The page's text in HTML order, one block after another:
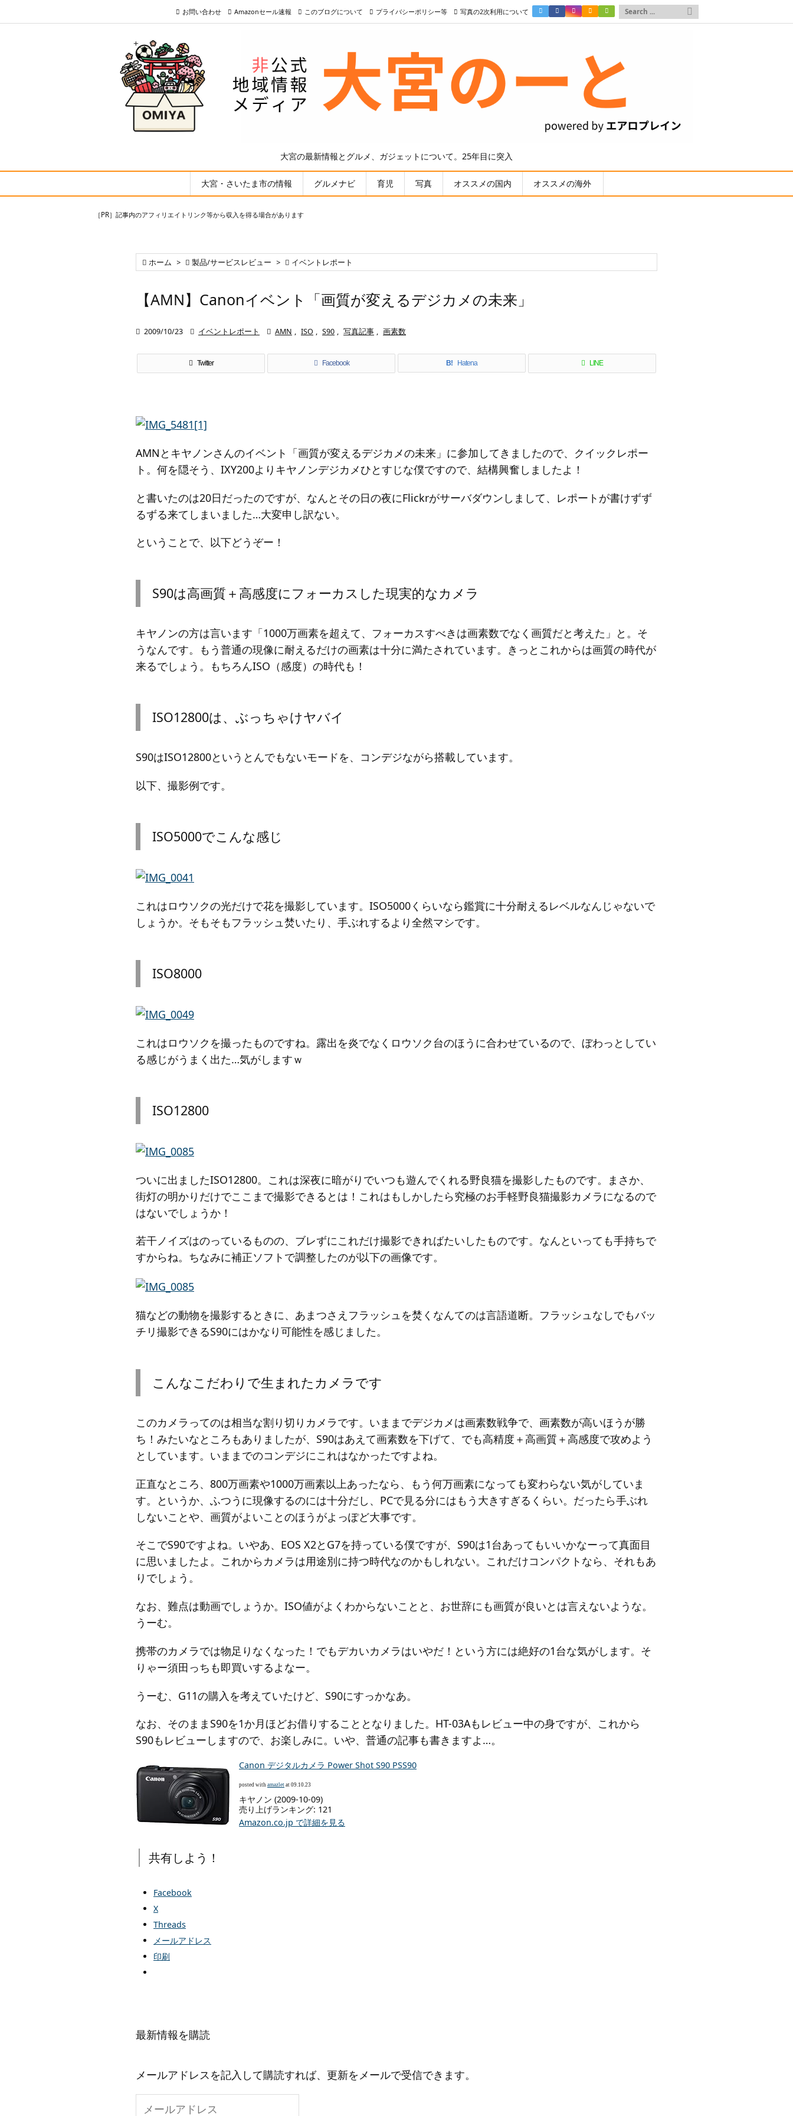
大宮の最新情報とグルメ、ガジェットについて。25年目に突入
大宮・さいたま市の情報 グルメナビ 育児 写真 オススメの国内 オススメの海外
お問い合わせ Amazonセール速報 このブログについて プライバシーポリシー等 写真の2次利用について 
［PR］記事内のアフィリエイトリンク等から収入を得る場合があります
 ホーム >  製品/サービスレビュー >  イベントレポート
【AMN】Canonイベント「画質が変えるデジカメの未来」
 2009/10/23  イベントレポート  AMN , ISO , S90 , 写真記事 , 画素数
Twitter Facebook B! Hatena LINE
AMNとキヤノンさんのイベント「画質が変えるデジカメの未来」に参加してきましたので、クイックレポー
ト。何を隠そう、IXY200よりキヤノンデジカメひとすじな僕ですので、結構興奮しましたよ！
と書いたのは20日だったのですが、なんとその日の夜にFlickrがサーバダウンしまして、レポートが書けずず
るずる来てしまいました…大変申し訳ない。
ということで、以下どうぞー！
S90は高画質＋高感度にフォーカスした現実的なカメラ
キヤノンの方は言います「1000万画素を超えて、フォーカスすべきは画素数でなく画質だと考えた」と。そ
うなんです。もう普通の現像に耐えるだけの画素は十分に満たされています。きっとこれからは画質の時代が
来るでしょう。もちろんISO（感度）の時代も！
ISO12800は、ぶっちゃけヤバイ
S90はISO12800というとんでもないモードを、コンデジながら搭載しています。
以下、撮影例です。
ISO5000でこんな感じ
これはロウソクの光だけで花を撮影しています。ISO5000くらいなら鑑賞に十分耐えるレベルなんじゃないで
しょうか。そもそもフラッシュ焚いたり、手ぶれするより全然マシです。
ISO8000
これはロウソクを撮ったものですね。露出を炎でなくロウソク台のほうに合わせているので、ぼわっとしてい
る感じがうまく出た…気がしますｗ
ISO12800
ついに出ましたISO12800。これは深夜に暗がりでいつも遊んでくれる野良猫を撮影したものです。まさか、
街灯の明かりだけでここまで撮影できるとは！これはもしかしたら究極のお手軽野良猫撮影カメラになるので
はないでしょうか！
若干ノイズはのっているものの、ブレずにこれだけ撮影できればたいしたものです。なんといっても手持ちで
すからね。ちなみに補正ソフトで調整したのが以下の画像です。
猫などの動物を撮影するときに、あまつさえフラッシュを焚くなんてのは言語道断。フラッシュなしでもバッ
チリ撮影できるS90にはかなり可能性を感じました。
こんなこだわりで生まれたカメラです
このカメラってのは相当な割り切りカメラです。いままでデジカメは画素数戦争で、画素数が高いほうが勝
ち！みたいなところもありましたが、S90はあえて画素数を下げて、でも高精度＋高画質＋高感度で攻めよう
としています。いままでのコンデジにこれはなかったですよね。
正直なところ、800万画素や1000万画素以上あったなら、もう何万画素になっても変わらない気がしていま
す。というか、ふつうに現像するのには十分だし、PCで見る分にはもう大きすぎるくらい。だったら手ぶれ
しないことや、画質がよいことのほうがよっぽど大事です。
そこでS90ですよね。いやあ、EOS X2とG7を持っている僕ですが、S90は1台あってもいいかなーって真面目
に思いましたよ。これからカメラは用途別に持つ時代なのかもしれない。これだけコンパクトなら、それもあ
りでしょう。
なお、難点は動画でしょうか。ISO値がよくわからないことと、お世辞にも画質が良いとは言えないような。
うーむ。
携帯のカメラでは物足りなくなった！でもデカいカメラはいやだ！という方には絶好の1台な気がします。そ
りゃー須田っちも即買いするよなー。
うーむ、G11の購入を考えていたけど、S90にすっかなあ。
なお、そのままS90を1か月ほどお借りすることとなりました。HT-03Aもレビュー中の身ですが、これから
S90もレビューしますので、お楽しみに。いや、普通の記事も書きますよ…。
Canon デジタルカメラ Power Shot S90 PSS90
posted with amazlet at 09.10.23
キヤノン (2009-10-09)
売り上げランキング: 121
Amazon.co.jp で詳細を見る
共有しよう！
Facebook
X
Threads
メールアドレス
印刷
最新情報を購読
メールアドレスを記入して購読すれば、更新をメールで受信できます。